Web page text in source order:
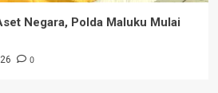
Negara, Polda Maluku Mulai
0